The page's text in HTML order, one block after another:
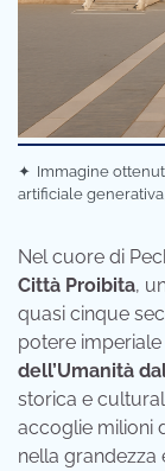
✦ Immagine
artificiale
Nel cuore di
Città Proibita,
quasi cinque
potere imperiale
dell’Umanità
storica e
accoglie milioni
nella grandezza